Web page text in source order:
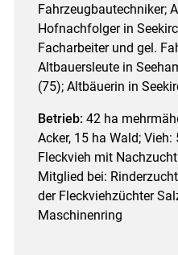
Fahrzeugbautechniker;
Hofnachfolger in
Facharbeiter und gel.
Altbauersleute in
(75); Altbäuerin in
Betrieb: 42 ha
Acker, 15 ha Wald; Vieh:
Fleckvieh mit
Mitglied bei:
der Fleckviehzüchter
Maschinenring